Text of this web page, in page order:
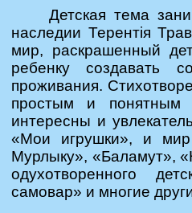
Детская тема
наследии Терентiя
мир, раскрашенный
ребенку создавать
проживания.
простым и понятным
интересны и
«Мои игрушки», и
Мурлыку», «Баламут»,
одухотворенного
самовар» и многие